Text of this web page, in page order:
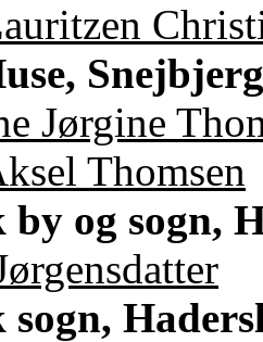
Jørgine
Thomsen
by og sogn,
sogn,